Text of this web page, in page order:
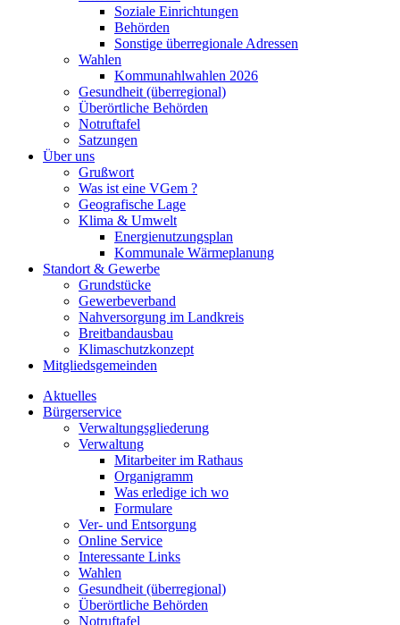
Soziale Einrichtungen
Behörden
Sonstige überregionale Adressen
Wahlen
Kommunahlwahlen 2026
Gesundheit (überregional)
Überörtliche Behörden
Notruftafel
Satzungen
Über uns
Grußwort
Was ist eine VGem ?
Geografische Lage
Klima & Umwelt
Energienutzungsplan
Kommunale Wärmeplanung
Standort & Gewerbe
Grundstücke
Gewerbeverband
Nahversorgung im Landkreis
Breitbandausbau
Klimaschutzkonzept
Mitgliedsgemeinden
Aktuelles
Bürgerservice
Verwaltungsgliederung
Verwaltung
Mitarbeiter im Rathaus
Organigramm
Was erledige ich wo
Formulare
Ver- und Entsorgung
Online Service
Interessante Links
Wahlen
Gesundheit (überregional)
Überörtliche Behörden
Notruftafel